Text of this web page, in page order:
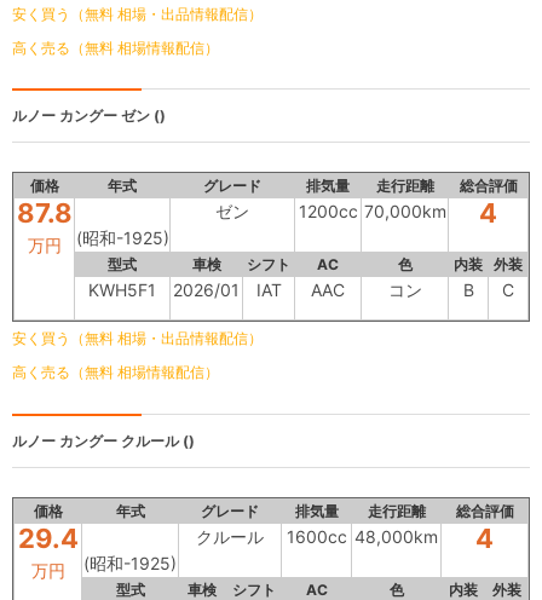
安く買う（無料 相場・出品情報配信）
高く売る（無料 相場情報配信）
ルノー カングー ゼン ()
価格 年式 グレード 排気量 走行距離 総合評価
87.8
万円 (昭和-1925)
ゼン 1200cc 70,000km 4
型式 車検 シフト AC 色 内装 外装
KWH5F1 2026/01 IAT AAC コン B C
安く買う（無料 相場・出品情報配信）
高く売る（無料 相場情報配信）
ルノー カングー クルール ()
価格 年式 グレード 排気量 走行距離 総合評価
29.4
万円 (昭和-1925)
クルール 1600cc 48,000km 4
型式 車検 シフト AC 色 内装 外装